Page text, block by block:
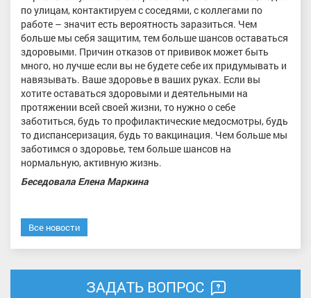
по улицам, контактируем с соседями, с коллегами по
работе – значит есть вероятность заразиться. Чем
больше мы себя защитим, тем больше шансов оставаться
здоровыми. Причин отказов от прививок может быть
много, но лучше если вы не будете себе их придумывать и
навязывать. Ваше здоровье в ваших руках. Если вы
хотите оставаться здоровыми и деятельными на
протяжении всей своей жизни, то нужно о себе
заботиться, будь то профилактические медосмотры, будь
то диспансеризация, будь то вакцинация. Чем больше мы
заботимся о здоровье, тем больше шансов на
нормальную, активную жизнь.
Беседовала Елена Маркина
Все новости
ЗАДАТЬ ВОПРОС